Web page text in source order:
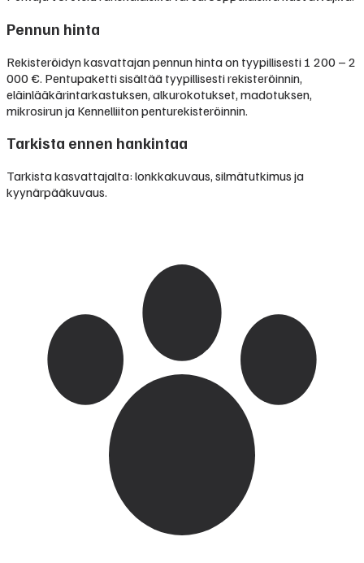
Pennun hinta
Rekisteröidyn kasvattajan pennun hinta on tyypillisesti 1 200 – 2
000 €. Pentupaketti sisältää tyypillisesti rekisteröinnin,
eläinlääkärintarkastuksen, alkurokotukset, madotuksen,
mikrosirun ja Kennelliiton penturekisteröinnin.
Tarkista ennen hankintaa
Tarkista kasvattajalta: lonkkakuvaus, silmätutkimus ja
kyynärpääkuvaus.